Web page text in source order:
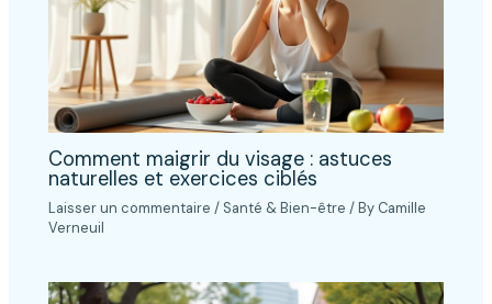
Comment maigrir du visage : astuces
naturelles et exercices ciblés
Laisser un commentaire / Santé & Bien-être / By Camille
Verneuil